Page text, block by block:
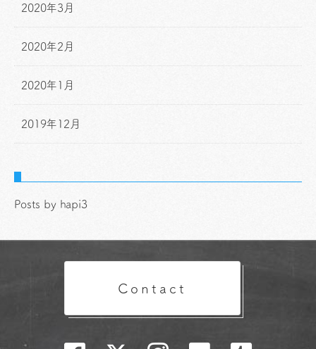
2020年3月
2020年2月
2020年1月
2019年12月
Posts by hapi3
Contact